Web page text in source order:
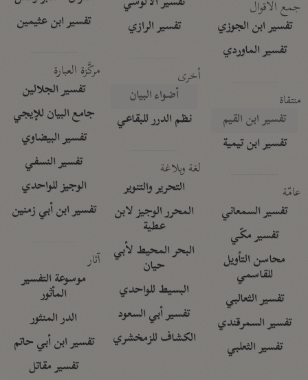
جمع الأقوال
تفسير ابن الجوزي
تفسير الماوردي
منتقاة
تفسير ابن القيم
تفسير ابن تيمية
عامّة
تفسير السمعاني
تفسير مكّي
محاسن التأويل
للقاسمي
تفسير الثعالبي
تفسير السمرقندي
تفسير الثعلبي
تفسير الرازي
أخرى
أضواء البيان
نظم الدرر للبقاعي
لغة وبلاغة
التحرير والتنوير
المحرر الوجيز لابن
عطية
البحر المحيط لأبي
حيان
البسيط للواحدي
تفسير أبي السعود
الكشاف للزمخشري
تفسير ابن عثيمين
مركَّزة العبارة
تفسير الجلالين
جامع البيان للإيجي
تفسير البيضاوي
تفسير النسفي
الوجيز للواحدي
تفسير ابن أبي زمنين
آثار
موسوعة التفسير
المأثور
الدر المنثور
تفسير ابن أبي حاتم
تفسير مقاتل